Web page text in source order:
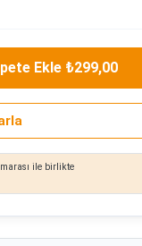
Ekle ₺299,00
ile birlikte